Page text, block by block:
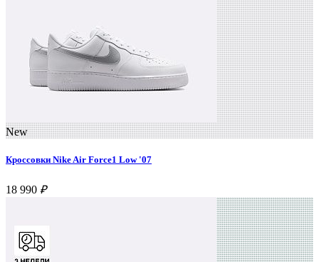
New
Кроссовки Nike Air Force1 Low '07
18 990 ₽